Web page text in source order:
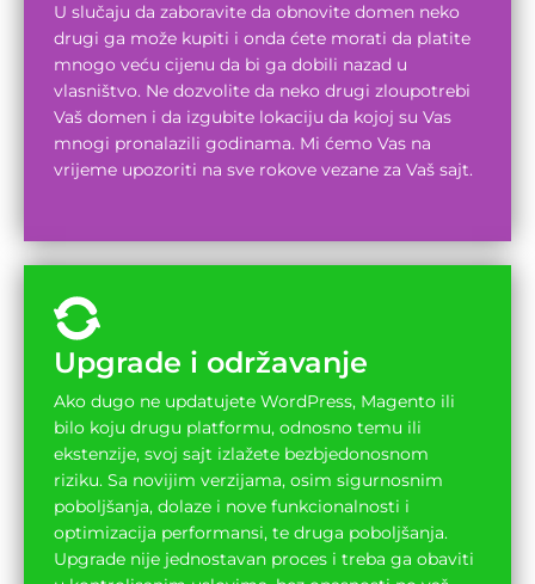
U slučaju da zaboravite da obnovite domen neko
drugi ga može kupiti i onda ćete morati da platite
mnogo veću cijenu da bi ga dobili nazad u
vlasništvo. Ne dozvolite da neko drugi zloupotrebi
Vaš domen i da izgubite lokaciju da kojoj su Vas
mnogi pronalazili godinama. Mi ćemo Vas na
vrijeme upozoriti na sve rokove vezane za Vaš sajt.
Upgrade i održavanje
Ako dugo ne updatujete WordPress, Magento ili
bilo koju drugu platformu, odnosno temu ili
ekstenzije, svoj sajt izlažete bezbjedonosnom
riziku. Sa novijim verzijama, osim sigurnosnim
poboljšanja, dolaze i nove funkcionalnosti i
optimizacija performansi, te druga poboljšanja.
Upgrade nije jednostavan proces i treba ga obaviti